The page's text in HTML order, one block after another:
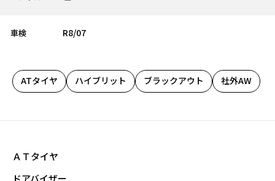
車検 R8/07
ATタイヤ ハイブリット ブラックアウト 社外AW
ＡＴタイヤ
ドアバイザー